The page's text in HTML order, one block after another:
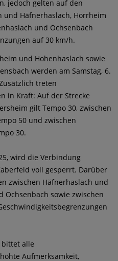
jedoch gelten auf den
und Häfnerhaslach, Horrheim
und Ochsenbach
auf 30 km/h.
und Hohenhaslach sowie
werden am Samstag, 6.
treten
in Kraft: Auf der Strecke
gilt Tempo 30, zwischen
50 und zwischen
30.
wird die Verbindung
voll gesperrt. Darüber
zwischen Häfnerhaslach und
Ochsenbach sowie zwischen
bittet alle
Aufmerksamkeit,